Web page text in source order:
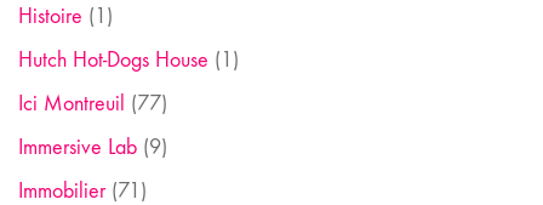
Histoire (1)
Hutch Hot-Dogs House (1)
Ici Montreuil (77)
Immersive Lab (9)
Immobilier(71)